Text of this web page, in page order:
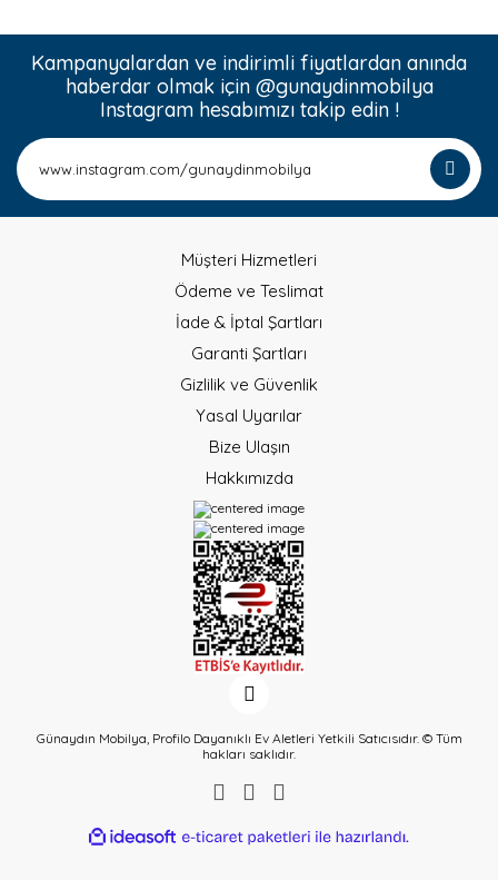
Kampanyalardan ve indirimli fiyatlardan anında
haberdar olmak için @gunaydinmobilya
Instagram hesabımızı takip edin !
Müşteri Hizmetleri
Ödeme ve Teslimat
İade & İptal Şartları
Garanti Şartları
Gizlilik ve Güvenlik
Yasal Uyarılar
Bize Ulaşın
Hakkımızda
Günaydın Mobilya, Profilo Dayanıklı Ev Aletleri Yetkili Satıcısıdır. © Tüm
hakları saklıdır.
ideasoft
e-